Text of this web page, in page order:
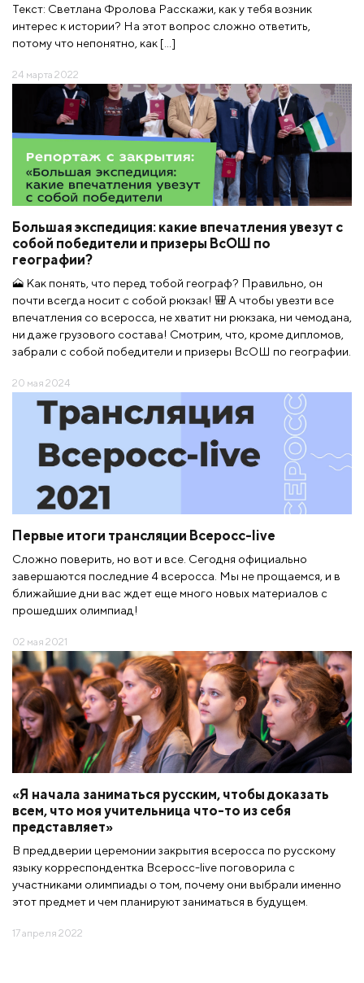
Текст: Светлана Фролова Расскажи, как у тебя возник
интерес к истории? На этот вопрос сложно ответить,
потому что непонятно, как […]
24 марта 2022
Большая экспедиция: какие впечатления увезут с
собой победители и призеры ВсОШ по
географии?
🗻 Как понять, что перед тобой географ? Правильно, он
почти всегда носит с собой рюкзак! 🎒 А чтобы увезти все
впечатления со всеросса, не хватит ни рюкзака, ни чемодана,
ни даже грузового состава! Смотрим, что, кроме дипломов,
забрали с собой победители и призеры ВсОШ по географии.
20 мая 2024
Первые итоги трансляции Всеросс-live
Сложно поверить, но вот и все. Сегодня официально
завершаются последние 4 всеросса. Мы не прощаемся, и в
ближайшие дни вас ждет еще много новых материалов с
прошедших олимпиад!
02 мая 2021
«Я начала заниматься русским, чтобы доказать
всем, что моя учительница что-то из себя
представляет»
В преддверии церемонии закрытия всеросса по русскому
языку корреспондентка Всеросс-live поговорила с
участниками олимпиады о том, почему они выбрали именно
этот предмет и чем планируют заниматься в будущем.
17 апреля 2022